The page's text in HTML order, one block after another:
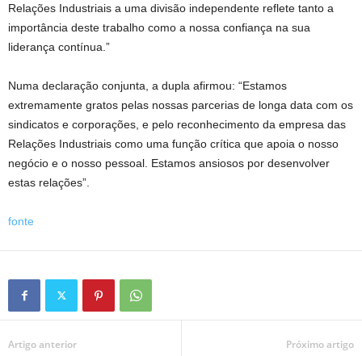
Relações Industriais a uma divisão independente reflete tanto a
importância deste trabalho como a nossa confiança na sua
liderança contínua.”
Numa declaração conjunta, a dupla afirmou: “Estamos
extremamente gratos pelas nossas parcerias de longa data com os
sindicatos e corporações, e pelo reconhecimento da empresa das
Relações Industriais como uma função crítica que apoia o nosso
negócio e o nosso pessoal. Estamos ansiosos por desenvolver
estas relações”.
fonte
Artigo anterior Próximo artigo